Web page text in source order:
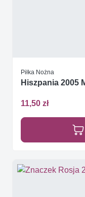
Piłka Nożna
Hiszpania 2005
11,50 zł